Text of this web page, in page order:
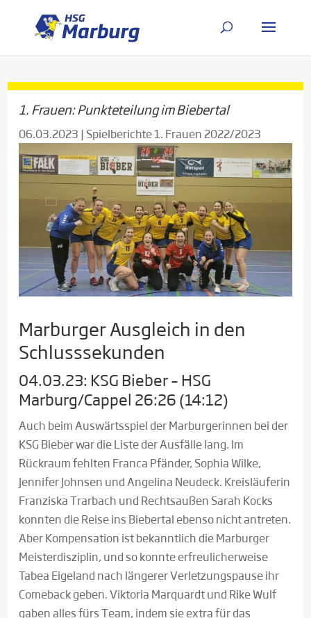
1. Frauen: Punkteteilung im Biebertal
06.03.2023 | Spielberichte 1. Frauen 2022/2023
Marburger Ausgleich in den
Schlusssekunden
04.03.23: KSG Bieber – HSG
Marburg/Cappel 26:26 (14:12)
Auch beim Auswärtsspiel der Marburgerinnen bei der
KSG Bieber war die Liste der Ausfälle lang. Im
Rückraum fehlten Franca Pfänder, Sophia Wilke,
Jennifer Johnsen und Angelina Neudeck. Kreisläuferin
Franziska Trarbach und Rechtsaußen Sarah Kocks
konnten die Reise ins Biebertal ebenso nicht antreten.
Aber Kompensation ist bekanntlich die Marburger
Meisterdisziplin, und so konnte erfreulicherweise
Tabea Eigeland nach längerer Verletzungspause ihr
Comeback geben. Viktoria Marquardt und Rike Wulf
gaben alles fürs Team, indem sie extra für das